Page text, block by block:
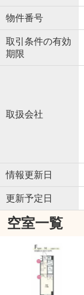
物件番号
取引条件の有効
期限
取扱会社
情報更新日
更新予定日
空室一覧